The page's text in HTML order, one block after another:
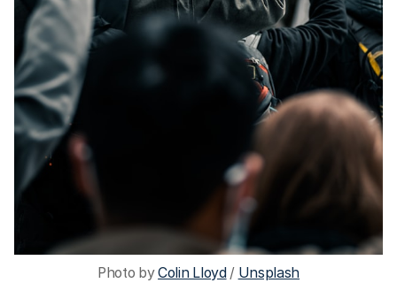
Photo by Colin Lloyd / Unsplash